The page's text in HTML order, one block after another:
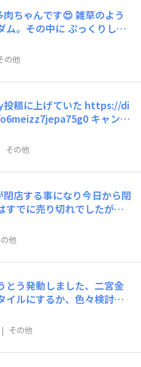
混雑具合に注意しないとい
空いていて、お財布にも優
。。。 そこで、みなさま
ください。 みなさまから
コメントをお願いいたしま
は癒しとリラックスをもた
歩いて大宮公園に向かう
雑貨屋さんもたくさんあ
です。 是非、一度足を運
です😍 雑草のよう
ム。その中に ぷっくりして
ういうのを見ると 寒さな
込んでじーっと見つめて
美しくなる虹の玉です♪(๑
の他
上げていた https://di
キャンド
した🎵 少し前に作ったフ
イイ感じ♥😍 写真の
にあげたものなんだけど
このまま持ち帰ろうと思っ
その他
店する事になり今日から閉
すでに売り切れでしたがと
20〜30％引き位でした。
くたびれました🤣 何を作る
他
とう発動しました、二宮金
ルにするか、色々検討し
リーやら持参しました💦
ーか、ほとんど大先生の奮
で持ち帰れました😂 持参
う、と、お店のロープを貸
| その他